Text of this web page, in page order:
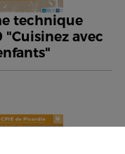
technique
"Cuisinez avec